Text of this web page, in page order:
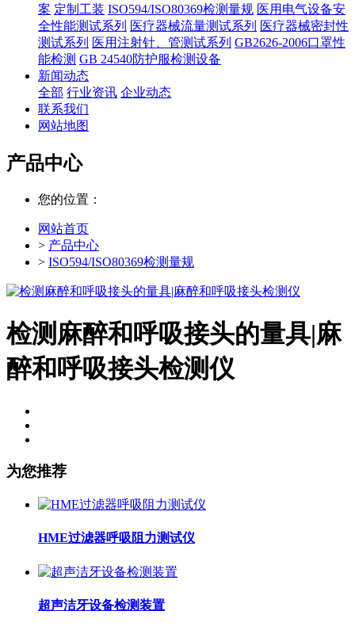
案 定制工装 ISO594/ISO80369检测量规 医用电气设备安
全性能测试系列 医疗器械流量测试系列 医疗器械密封性
测试系列 医用注射针、管测试系列 GB2626-2006口罩性
能检测 GB 24540防护服检测设备
新闻动态
全部 行业资讯 企业动态
联系我们
网站地图
产品中心
您的位置：
网站首页
> 产品中心
> ISO594/ISO80369检测量规
检测麻醉和呼吸接头的量具|麻
醉和呼吸接头检测仪
为您推荐
HME过滤器呼吸阻力测试仪
超声洁牙设备检测装置